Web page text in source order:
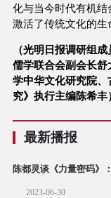
化与当今时代有机结
激活了传统文化的生
（光明日报调研组
儒学联合会副会长
学中华文化研究院
究》执行主编陈希丰
最新播报
陈都灵谈《力量密码》
2023-06-30